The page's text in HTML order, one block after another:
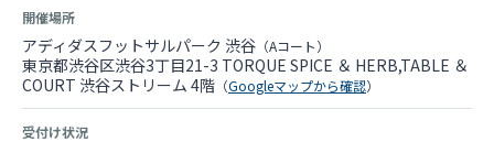
開催場所
アディダスフットサルパーク 渋谷 （Aコート）
東京都渋谷区渋谷3丁目21-3 TORQUE SPICE ＆ HERB,TABLE ＆
COURT 渋谷ストリーム 4階 （Googleマップから確認）
受付け状況